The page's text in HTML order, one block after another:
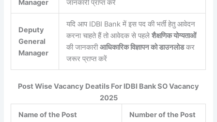
Manager
जानकारी प्राप्त करें
Deputy
General
Manager
यदि आप IDBI Bank में इस पद की भर्ती हेतु आवेदन
करना चाहते हैं तो आवेदक से पहलेशैक्षणिक योग्यताओं
की जानकारीआधिकारिक विज्ञापन को डाउनलोडकर
जरूर प्राप्त करें
Post Wise Vacancy Deatils For IDBI Bank SO Vacancy
2025
Name of the Post
Number of the Post